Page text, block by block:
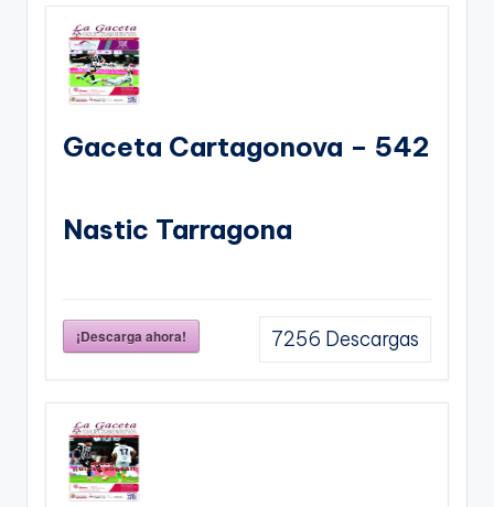
Gaceta Cartagonova – 542
Nastic Tarragona
¡Descarga ahora! 7256 Descargas